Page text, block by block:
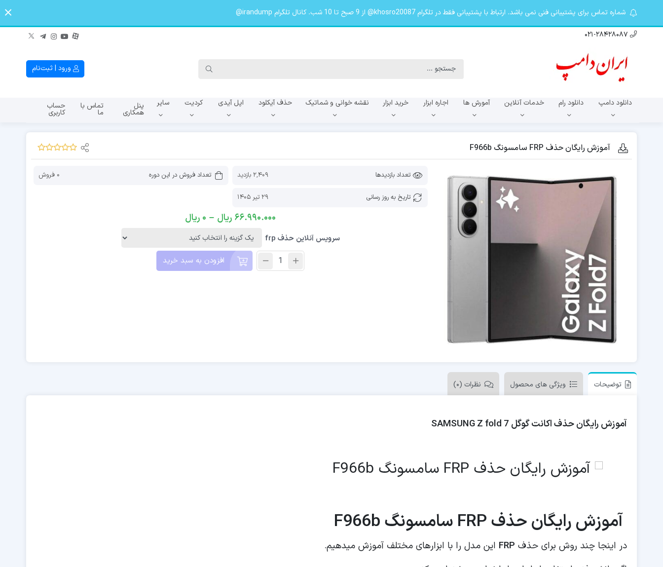
شماره تماس برای پشتیبانی فنی نمی باشد. ارتباط با پشتیبانی فقط در تلگرام khosro20087@ از 9 صبح تا 10 شب. کانال تلگرام irandump@
021-28428087
ورود | ثبت‌نام
دانلود دامپ دانلود رام خدمات آنلاین آمورش ها اجاره ابزار خرید ابزار نقشه خوانی و شماتیک حذف آیکلود اپل آیدی کردیت سایر پنل
همکاری
تماس با
ما
حساب
کاربری
آموزش رایگان حذف FRP سامسونگ F966b
تعداد بازدیدها 2,409 بازدید تعداد فروش در این دوره 0 فروش
تاریخ به روز رسانی 29 تیر 1405
66.990.000 ریال –
0 ریال
سرویس آنلاین حذف frp
افزودن به سبد خرید
توضیحات ویژگی های محصول نظرات (0)
آموزش رایگان حذف اکانت گوگل SAMSUNG Z fold 7
آموزش رایگان حذف FRP سامسونگ F966b
در اینجا چند روش برای حذف FRP این مدل را با ابزارهای مختلف آموزش میدهیم.